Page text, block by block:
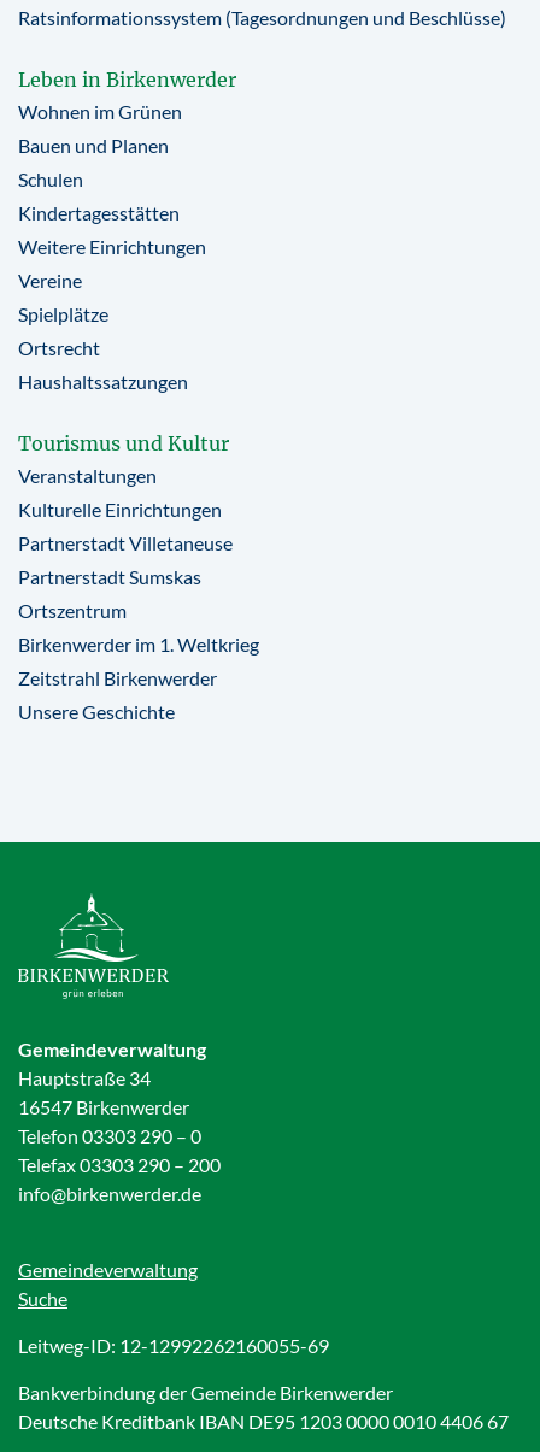
Ratsinformationssystem (Tagesordnungen und Beschlüsse)
Leben in Birkenwerder
Wohnen im Grünen
Bauen und Planen
Schulen
Kindertagesstätten
Weitere Einrichtungen
Vereine
Spielplätze
Ortsrecht
Haushaltssatzungen
Tourismus und Kultur
Veranstaltungen
Kulturelle Einrichtungen
Partnerstadt Villetaneuse
Partnerstadt Sumskas
Ortszentrum
Birkenwerder im 1. Weltkrieg
Zeitstrahl Birkenwerder
Unsere Geschichte
Gemeindeverwaltung
Hauptstraße 34
16547 Birkenwerder
Telefon 03303 290 – 0
Telefax 03303 290 – 200
info@birkenwerder.de
Gemeindeverwaltung
Suche
Leitweg-ID: 12-12992262160055-69
Bankverbindung der Gemeinde Birkenwerder
Deutsche Kreditbank IBAN DE95 1203 0000 0010 4406 67